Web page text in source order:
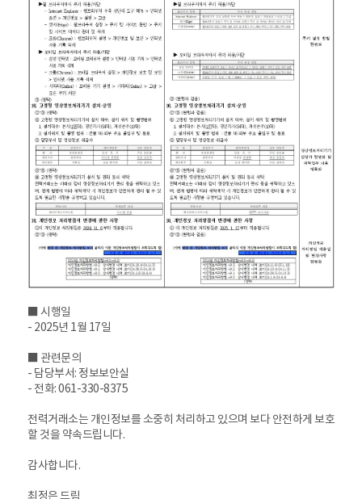
■ 시행일
- 2025년 1월 17일
■ 관련문의
- 담당부서: 정보보안실
- 전화: 061-330-8375
전력거래소는 개인정보를 소중히 처리하고 있으며 보다 안전하게 보호
할 것을 약속드립니다.
감사합니다.
최정은 드림